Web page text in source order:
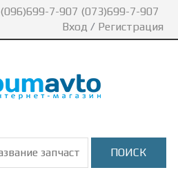
(096)699-7-907 (073)699-7-907
Вход / Регистрация